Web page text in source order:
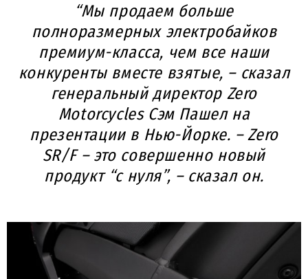
“Мы продаем больше
полноразмерных электробайков
премиум-класса, чем все наши
конкуренты вместе взятые, – сказал
генеральный директор Zero
Motorcycles Сэм Пашелна
презентации в Нью-Йорке. – Zero
SR/F – это совершенно новый
продукт “с нуля”, – сказал он.